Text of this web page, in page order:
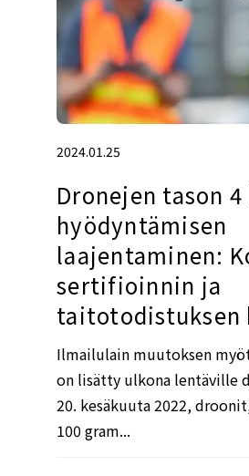
2024.01.25
Dronejen tason
hyödyntämisen
laajentaminen:
sertifioinnin ja
taitotodistuksen
Ilmailulain muutoksen
on lisätty ulkona lentäville
20. kesäkuuta 2022,
100 gram...